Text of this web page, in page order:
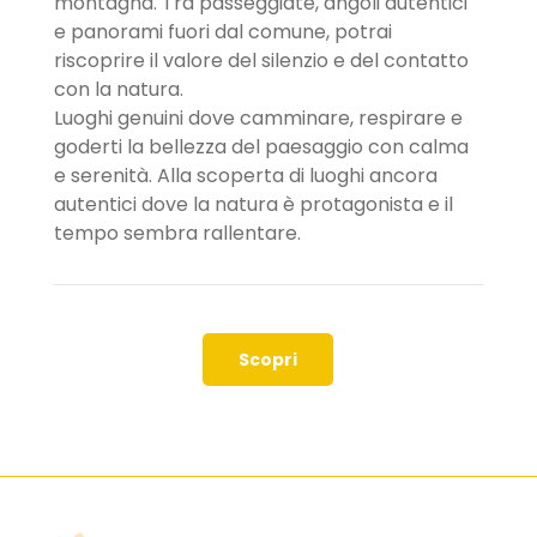
e panorami fuori dal comune, potrai
riscoprire il valore del silenzio e del contatto
con la natura.
Luoghi genuini dove camminare, respirare e
goderti la bellezza del paesaggio con calma
e serenità. Alla scoperta di luoghi ancora
autentici dove la natura è protagonista e il
tempo sembra rallentare.
Scopri